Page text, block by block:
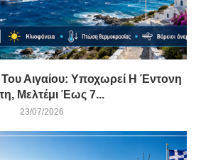
Αιγαίου: Υποχωρεί Η Έντονη
Μελτέμι Έως 7...
23/07/2026